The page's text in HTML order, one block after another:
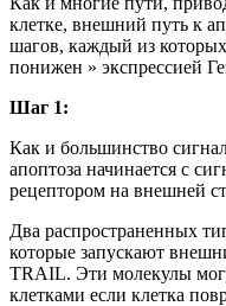
клетке, внешний путь к
шагов, каждый из
понижен » экспрессией
Шаг 1:
Как и большинство
апоптоза начинается с
рецептором на внешней
Два распространенных
которые запускают
TRAIL. Эти молекулы
клетками если клетка